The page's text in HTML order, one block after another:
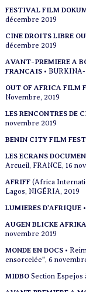
FESTIVAL FILM
décembre 2019
CINE DROITS LIBRE
décembre 2019
AVANT-PREMIERE A
FRANCAIS •
OUT OF AFRICA FILM
Novembre, 2019
LES RENCONTRES DE
novembre 2019
BENIN CITY FILM
LES ECRANS
Arcueil, FRANCE, 16
AFRIFF (Africa
Lagos, NIGÉRIA, 2019
LUMIERES D'AFRIQUE
AUGEN BLICKE
novembre 2019
MONDE EN DOCS •
ensorcelée", 6
MIDBO Section Espejos